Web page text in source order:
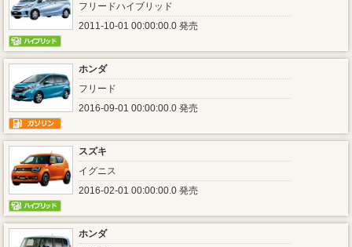
フリードハイブリッド
2011-10-01 00:00:00.0 発売
ホンダ
フリード
2016-09-01 00:00:00.0 発売
スズキ
イグニス
2016-02-01 00:00:00.0 発売
ホンダ